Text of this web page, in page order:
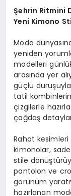
Şehrin Ritmini
Yeni Kimono
Moda
yeniden
modelleri
arasında yer
güçlü
tatil
çizgilerle
çağdaş
Rahat
kimonolar,
stile
pantolon ve
görünüm
hazırlanan